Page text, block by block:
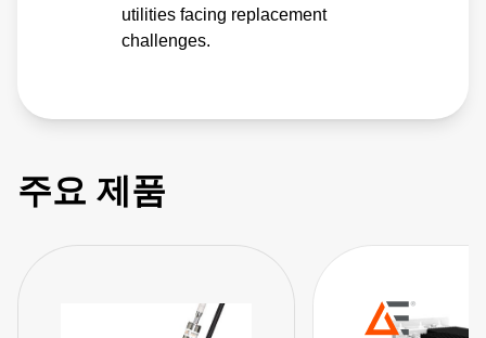
utilities facing replacement
challenges.
주요 제품